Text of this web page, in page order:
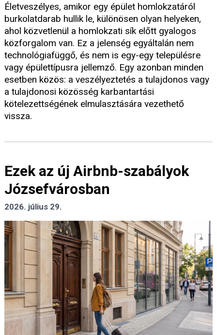
Életveszélyes, amikor egy épület homlokzatáról
burkolatdarab hullik le, különösen olyan helyeken,
ahol közvetlenül a homlokzati sík előtt gyalogos
közforgalom van. Ez a jelenség egyáltalán nem
technológiafüggő, és nem is egy-egy településre
vagy épülettípusra jellemző. Egy azonban minden
esetben közös: a veszélyeztetés a tulajdonos vagy
a tulajdonosi közösség karbantartási
kötelezettségének elmulasztására vezethető
vissza.
Ezek az új Airbnb-szabályok
Józsefvárosban
2026. július 29.